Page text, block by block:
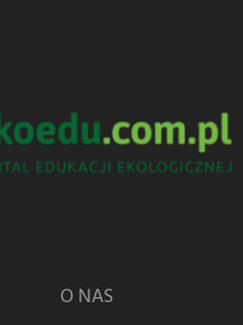
O NAS